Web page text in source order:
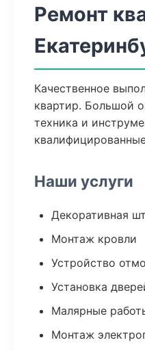
Ремонт
Качественное
квартир. Большой
техника и
Наши услуги
Декоративная
Монтаж кровли
Устройство
Установка
Малярные
Монтаж